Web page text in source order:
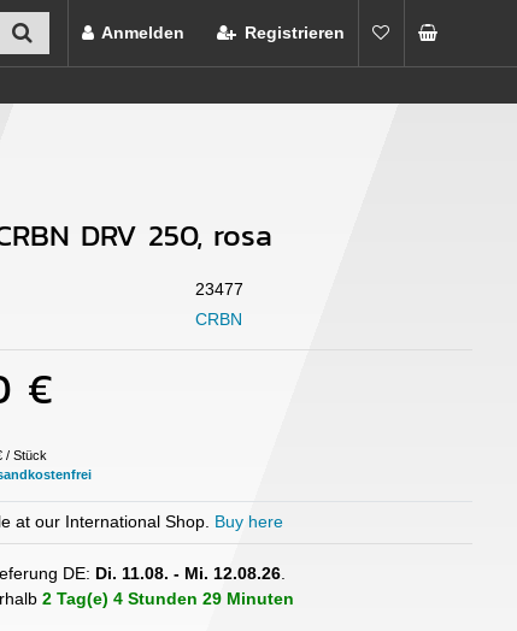
Anmelden Registrieren
DRV 250, rosa
23477
CRBN
€
/ Stück
at our International Shop. Buy here
DE: Di. 11.08. - Mi. 12.08.26
2 Tag(e) 4 Stunden 29 Minuten